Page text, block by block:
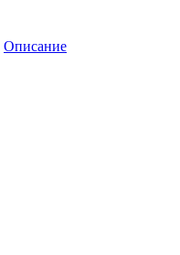
Описание